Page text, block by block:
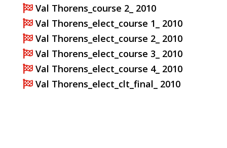
 Val Thorens_course 2_ 2010
 Val Thorens_elect_course 1_ 2010
 Val Thorens_elect_course 2_ 2010
 Val Thorens_elect_course 3_ 2010
 Val Thorens_elect_course 4_ 2010
 Val Thorens_elect_clt_final_ 2010